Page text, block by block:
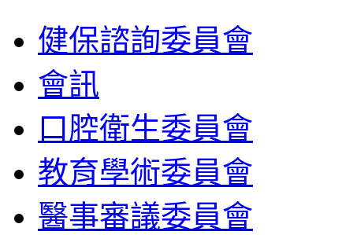
健保諮詢委員會
會訊
口腔衛生委員會
教育學術委員會
醫事審議委員會